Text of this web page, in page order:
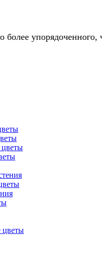
более упорядоченного,
цветы